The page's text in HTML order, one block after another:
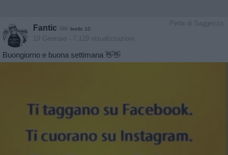
Perla di Saggezza
Fantic livello 10
19 Gennaio - 7.129 visualizzazioni
Buongiorno e buona settimana 👋👋